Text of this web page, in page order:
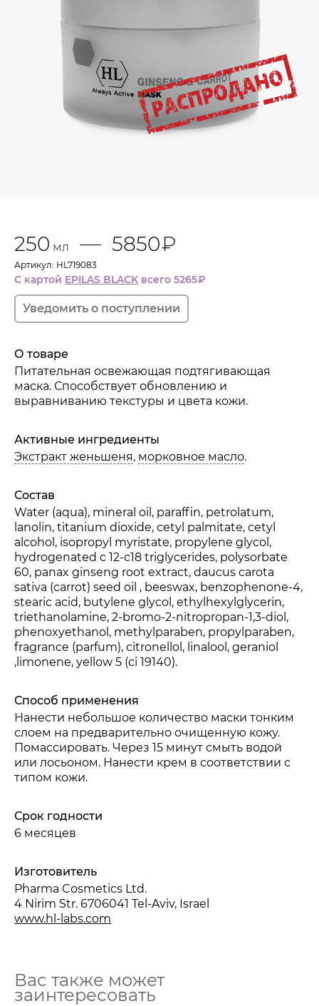
250 мл 5850₽
Артикул: HL719083
С картой EPILAS BLACK всего 5265₽
О товаре
Питательная освежающая подтягивающая
маска. Способствует обновлению и
выравниванию текстуры и цвета кожи.
Активные ингредиенты
Экстракт женьшеня, морковное масло.
Состав
Water (aqua), mineral oil, paraffin, petrolatum,
lanolin, titanium dioxide, cetyl palmitate, cetyl
alcohol, isopropyl myristate, propylene glycol,
hydrogenated c 12-c18 triglycerides, polysorbate
60, panax ginseng root extract, daucus carota
sativa (carrot) seed oil , beeswax, benzophenone-4,
stearic acid, butylene glycol, ethylhexylglycerin,
triethanolamine, 2-bromo-2-nitropropan-1,3-diol,
phenoxyethanol, methylparaben, propylparaben,
fragrance (parfum), citronellol, linalool, geraniol
,limonene, yellow 5 (ci 19140).
Способ применения
Нанести небольшое количество маски тонким
слоем на предварительно очищенную кожу.
Помассировать. Через 15 минут смыть водой
или лосьоном. Нанести крем в соответствии с
типом кожи.
Срок годности
6 месяцев
Изготовитель
Pharma Cosmetics Ltd.
4 Nirim Str. 6706041 Tel-Aviv, Israel
www.hl-labs.com
Вас также может
заинтересовать